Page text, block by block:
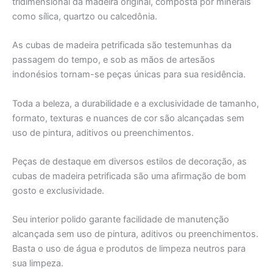
como sílica, quartzo ou calcedônia.
As cubas de madeira petrificada são testemunhas da
passagem do tempo, e sob as mãos de artesãos
indonésios tornam-se peças únicas para sua residência.
Toda a beleza, a durabilidade e a exclusividade de tamanho,
formato, texturas e nuances de cor são alcançadas sem
uso de pintura, aditivos ou preenchimentos.
Peças de destaque em diversos estilos de decoração, as
cubas de madeira petrificada são uma afirmação de bom
gosto e exclusividade.
Seu interior polido garante facilidade de manutenção
alcançada sem uso de pintura, aditivos ou preenchimentos.
Basta o uso de água e produtos de limpeza neutros para
sua limpeza.